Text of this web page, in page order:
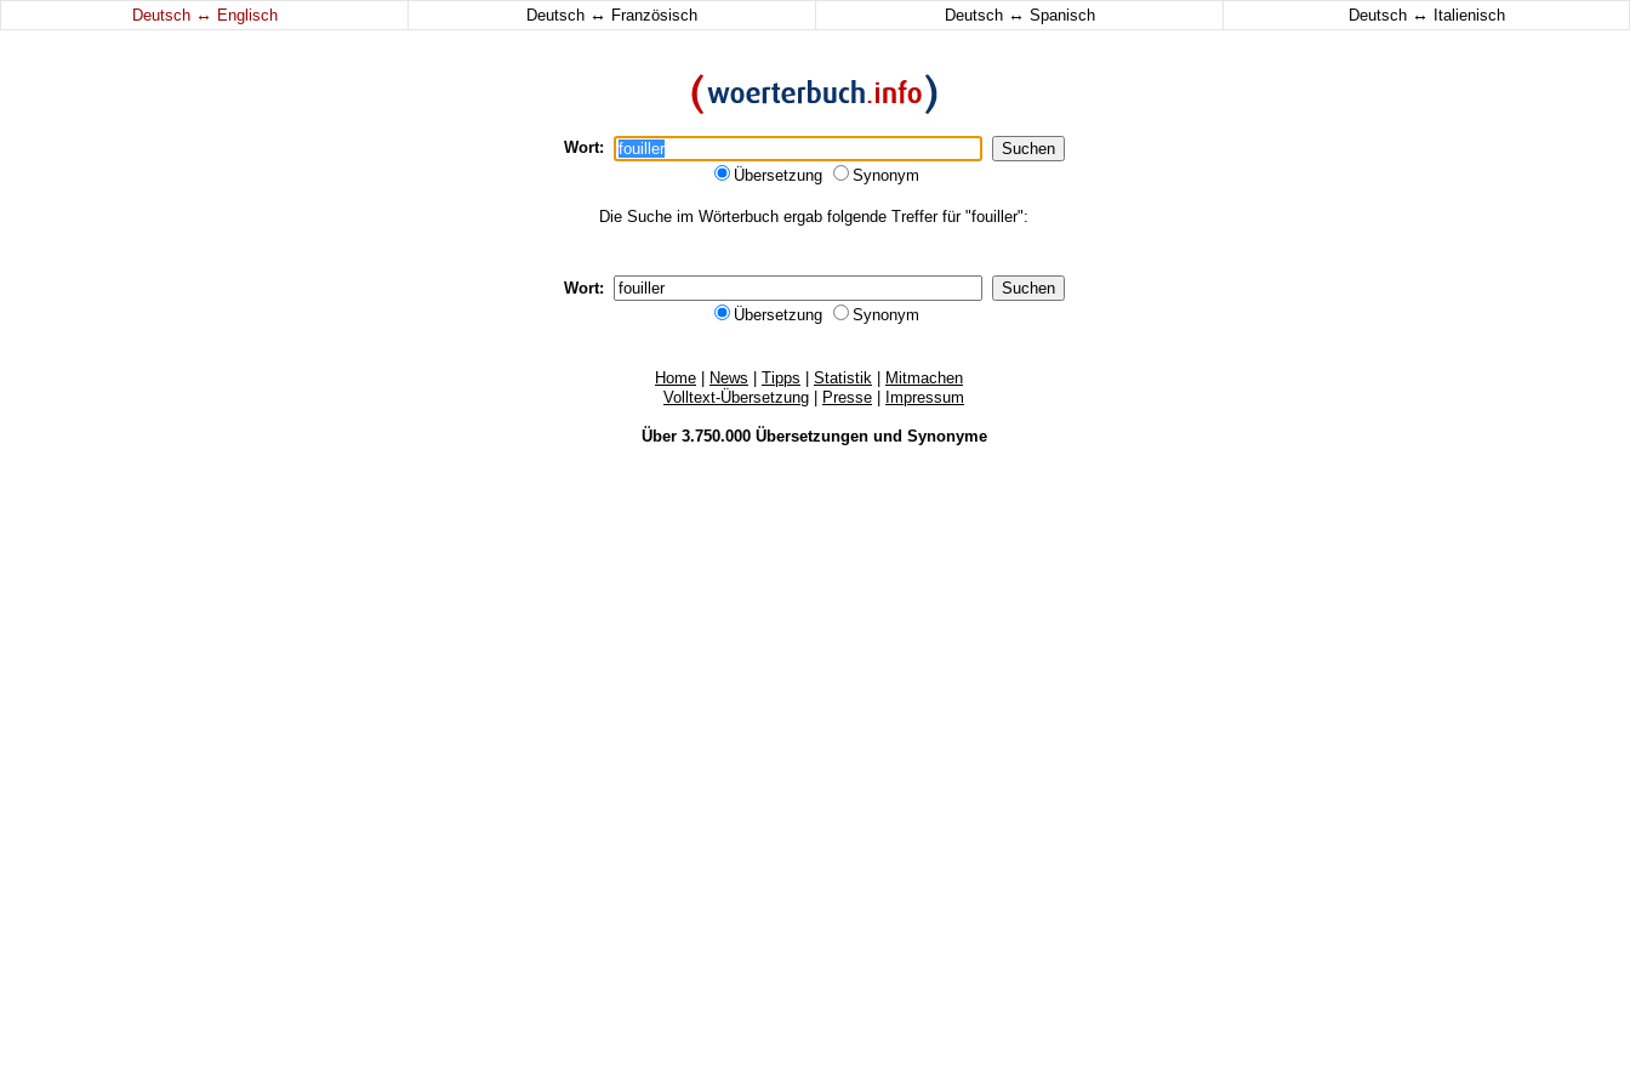
Deutsch ↔ Englisch Deutsch ↔ Französisch Deutsch ↔ Spanisch Deutsch ↔ Italienisch
Wort:
Übersetzung
Synonym
Die Suche im Wörterbuch ergab folgende Treffer für "fouiller":
Wort:
Übersetzung
Synonym
Home News Tipps Statistik
Mitmachen
Volltext-Übersetzung
Presse Impressum
Über 3.750.000 Übersetzungenund Synonyme